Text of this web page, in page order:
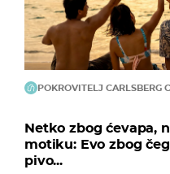
POKROVITELJ CARLSBERG
Netko zbog ćevapa,
motiku: Evo zbog
pivo...